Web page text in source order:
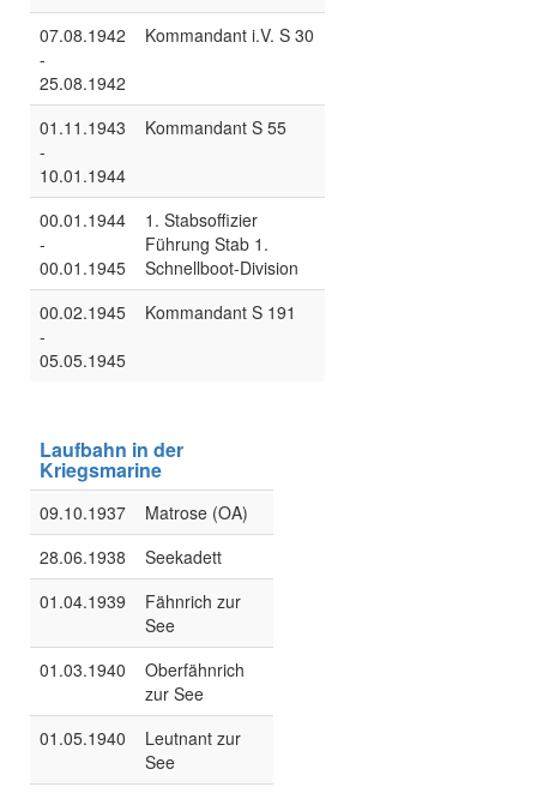
07.08.1942
-
25.08.1942
Kommandant i.V. S 30
01.11.1943
-
10.01.1944
Kommandant S 55
00.01.1944
-
00.01.1945
1. Stabsoffizier
Führung Stab 1.
Schnellboot-Division
00.02.1945
-
05.05.1945
Kommandant S 191
Laufbahn in der
Kriegsmarine
09.10.1937
Matrose (OA)
28.06.1938
Seekadett
01.04.1939
Fähnrich zur
See
01.03.1940
Oberfähnrich
zur See
01.05.1940
Leutnant zur
See